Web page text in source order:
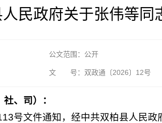
民政府关于张伟等同
公文范围：公开
文 号：双政通〔2026〕12号
、司）：
号文件通知，经中共双柏县人民